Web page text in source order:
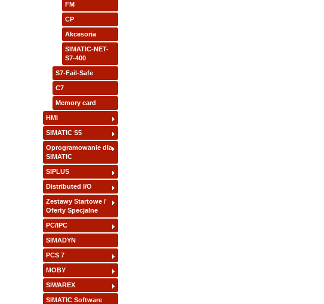
FM
CP
Akcesoria
SIMATIC-NET-
S7-400
S7-Fail-Safe
C7
Memory card
HMI
SIMATIC S5
Oprogramowanie dla
SIMATIC
SIPLUS
Distributed I/O
Zestawy Startowe /
Oferty Specjalne
PC/IPC
SIMADYN
PCS 7
MOBY
SIWAREX
SIMATIC Software